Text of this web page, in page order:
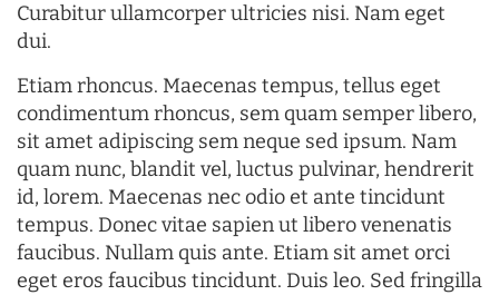
Curabitur ullamcorper ultricies nisi. Nam eget
dui.
Etiam rhoncus. Maecenas tempus, tellus eget
condimentum rhoncus, sem quam semper libero,
sit amet adipiscing sem neque sed ipsum. Nam
quam nunc, blandit vel, luctus pulvinar, hendrerit
id, lorem. Maecenas nec odio et ante tincidunt
tempus. Donec vitae sapien ut libero venenatis
faucibus. Nullam quis ante. Etiam sit amet orci
eget eros faucibus tincidunt. Duis leo. Sed fringilla